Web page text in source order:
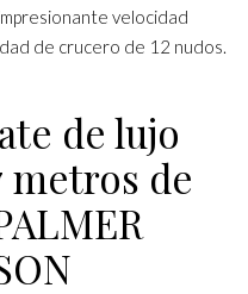
velocidad
de crucero de 12 nudos.
de lujo
metros de